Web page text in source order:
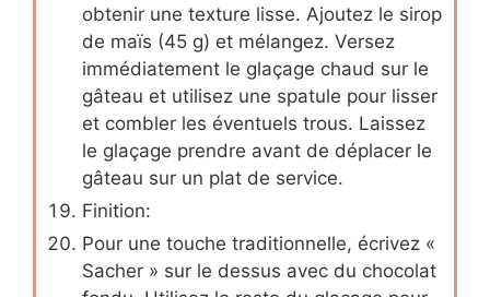
obtenir une texture lisse. Ajoutez le sirop
de maïs (45 g) et mélangez. Versez
immédiatement le glaçage chaud sur le
gâteau et utilisez une spatule pour lisser
et combler les éventuels trous. Laissez
le glaçage prendre avant de déplacer le
gâteau sur un plat de service.
Finition:
Pour une touche traditionnelle, écrivez «
Sacher » sur le dessus avec du chocolat